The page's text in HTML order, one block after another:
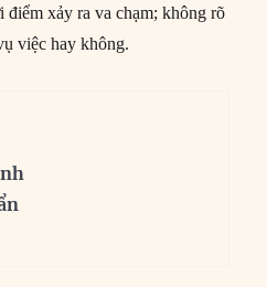
xảy ra va chạm; không rõ
việc hay không.